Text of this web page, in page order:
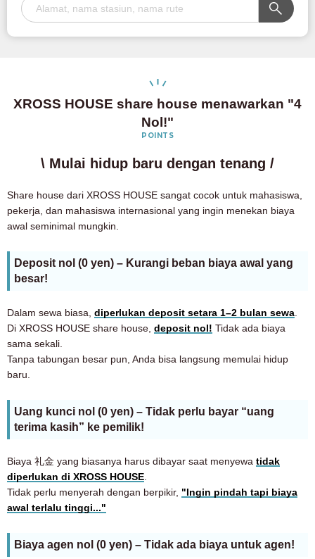
XROSS HOUSE share house menawarkan "4
Nol!"
POINTS
\ Mulai hidup baru dengan tenang /
Share house dari XROSS HOUSE sangat cocok untuk mahasiswa,
pekerja, dan mahasiswa internasional yang ingin menekan biaya
awal seminimal mungkin.
Deposit nol (0 yen) – Kurangi beban biaya awal yang
besar!
Dalam sewa biasa, diperlukan deposit setara 1–2 bulan sewa
Di XROSS HOUSE share house, deposit nol! Tidak ada biaya
sama sekali.
Tanpa tabungan besar pun, Anda bisa langsung memulai hidup
baru.
Uang kunci nol (0 yen) – Tidak perlu bayar “uang
terima kasih” ke pemilik!
Biaya 礼金 yang biasanya harus dibayar saat menyewa tidak
diperlukan di XROSS HOUSE
Tidak perlu menyerah dengan berpikir, "Ingin pindah tapi biaya
awal terlalu tinggi..."
Biaya agen nol (0 yen) – Tidak ada biaya untuk agen!